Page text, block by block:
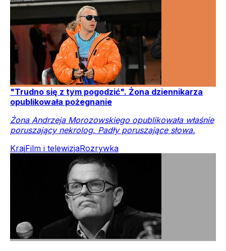
"Trudno się z tym pogodzić". Żona dziennikarza
opublikowała pożegnanie
Żona Andrzeja Morozowskiego opublikowała właśnie
poruszający nekrolog. Padły poruszające słowa.
KrajFilm i telewizjaRozrywka